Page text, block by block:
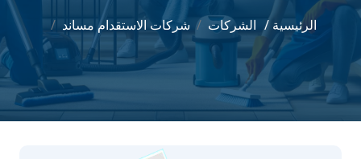
الرئيسية / الشركات شركات الاستقدام مساند